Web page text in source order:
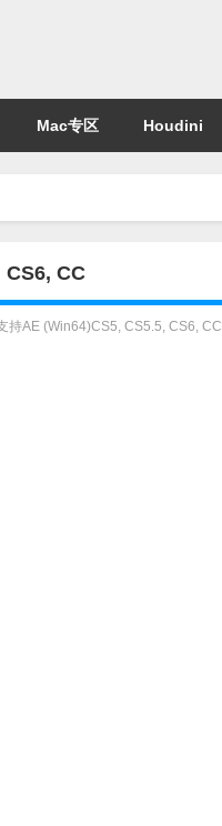
Mac专区 Houdini
CC
持AE (Win64)CS5, CS5.5, CS6, CC